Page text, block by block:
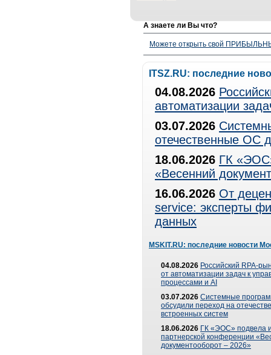
А знаете ли Вы что?
Можете открыть свой
ITSZ.RU: последние
04.08.2026
автоматизации
03.07.2026
отечественные ОС
18.06.2026 ГК
«Весенний
16.06.2026 От
service: эксперты
данных
MSKIT.RU: последние новости
04.08.2026 Российский RPA-
от автоматизации задач к
процессами и AI
03.07.2026 Системные
обсудили переход на
встроенных систем
18.06.2026 ГК «ЭОС» подвела
партнерской конференции
документооборот – 2026»